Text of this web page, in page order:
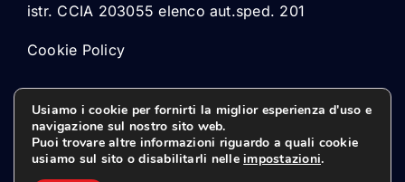
istr. CCIA 203055 elenco aut.sped. 201
Cookie Policy
Usiamo i cookie per fornirti la miglior esperienza d'uso e
navigazione sul nostro sito web.
Puoi trovare altre informazioni riguardo a quali cookie
usiamo sul sito o disabilitarli nelleimpostazioni.